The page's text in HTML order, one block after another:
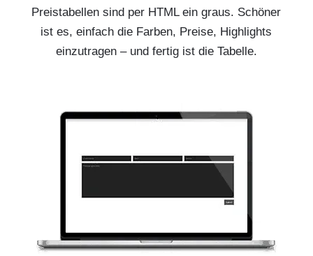
Preistabellen sind per HTML ein graus. Schöner
ist es, einfach die Farben, Preise, Highlights
einzutragen – und fertig ist die Tabelle.